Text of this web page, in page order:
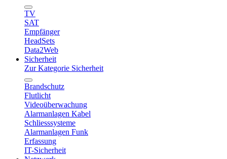
TV
SAT
Empfänger
HeadSets
Data2Web
Sicherheit
Zur Kategorie Sicherheit
Brandschutz
Flutlicht
Videoüberwachung
Alarmanlagen Kabel
Schliesssysteme
Alarmanlagen Funk
Erfassung
IT-Sicherheit